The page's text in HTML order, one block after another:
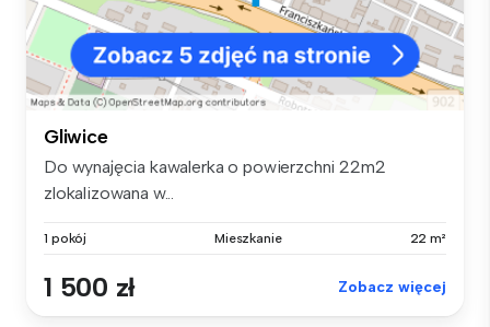
Gliwice
Do wynajęcia kawalerka o powierzchni 22m2
zlokalizowana w...
1 pokój Mieszkanie 22 m²
1 500 zł Zobacz więcej